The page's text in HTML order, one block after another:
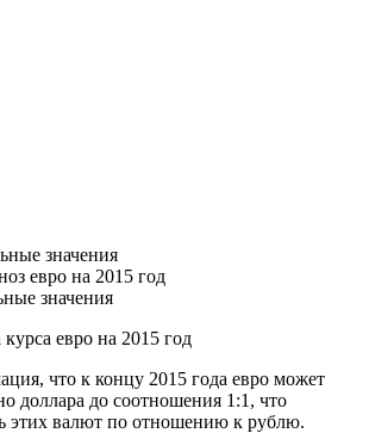
значения
евро на 2015 год
значения
что к концу 2015 года евро может
доллара до соотношения 1:1, что
этих валют по отношению к рублю.